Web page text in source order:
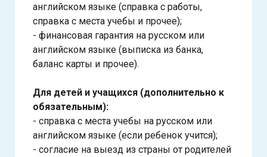
английском языке (справка с работы,
справка с места учебы и прочее);
- финансовая гарантия на русском или
английском языке (выписка из банка,
баланс карты и прочее).
Для детей и учащихся (дополнительно к
обязательным):
- справка с места учебы на русском или
английском языке (если ребенок учится);
- согласие на выезд из страны от родителей